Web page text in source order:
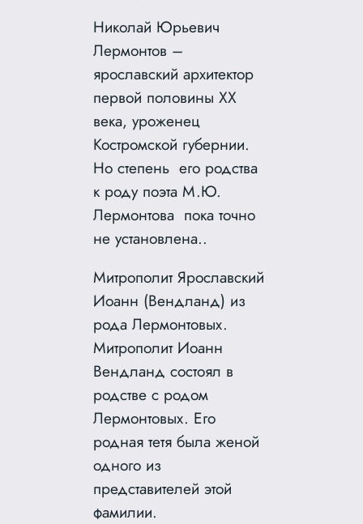
Николай Юрьевич
Лермонтов –
ярославский архитектор
первой половины ХХ
века, уроженец
Костромской губернии.
Но степень его родства
к роду поэта М.Ю.
Лермонтова пока точно
не установлена..
Митрополит Ярославский
Иоанн (Вендланд) из
рода Лермонтовых.
Митрополит Иоанн
Вендланд состоял в
родстве с родом
Лермонтовых. Его
родная тетя была женой
одного из
представителей этой
фамилии.